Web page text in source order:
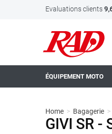
Evaluations clients
ÉQUIPEMENT MOTO
Home > Bagagerie >
GIVI SR -